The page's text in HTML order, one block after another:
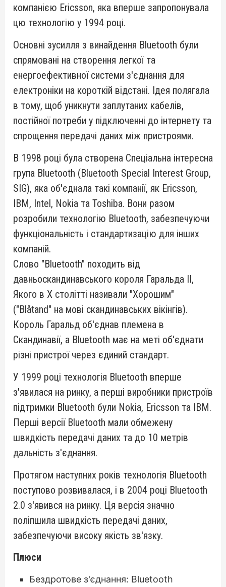
компанією Ericsson, яка вперше запропонувала
цю технологію у 1994 році.
Основні зусилля з винайдення Bluetooth були
спрямовані на створення легкої та
енергоефективної системи з'єднання для
електроніки на короткій відстані. Ідея полягала
в тому, щоб уникнути заплутаних кабелів,
постійної потреби у підключенні до інтернету та
спрощення передачі даних між пристроями.
В 1998 році була створена Спеціальна інтересна
група Bluetooth (Bluetooth Special Interest Group,
SIG), яка об'єднала такі компанії, як Ericsson,
IBM, Intel, Nokia та Toshiba. Вони разом
розробили технологію Bluetooth, забезпечуючи
функціональність і стандартизацію для інших
компаній.
Слово "Bluetooth" походить від
давньоскандинавського короля Гаральда II,
Якого в Х столітті називали "Хорошим"
("Blåtand" на мові скандинавських вікінгів).
Король Гаральд об'єднав племена в
Скандинавії, а Bluetooth має на меті об'єднати
різні пристрої через єдиний стандарт.
У 1999 році технологія Bluetooth вперше
з'явилася на ринку, а перші виробники пристроїв
підтримки Bluetooth були Nokia, Ericsson та IBM.
Перші версії Bluetooth мали обмежену
швидкість передачі даних та до 10 метрів
дальність з'єднання.
Протягом наступних років технологія Bluetooth
поступово розвивалася, і в 2004 році Bluetooth
2.0 з'явився на ринку. Ця версія значно
поліпшила швидкість передачі даних,
забезпечуючи високу якість зв'язку.
Плюси
Бездротове з'єднання: Bluetooth